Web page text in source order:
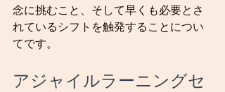
念に挑むこと、そして早くも必要とさ
れているシフトを触発することについ
てです。
アジャイルラーニングセ